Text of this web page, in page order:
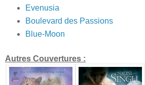
Evenusia
Boulevard des Passions
Blue-Moon
Autres Couvertures :